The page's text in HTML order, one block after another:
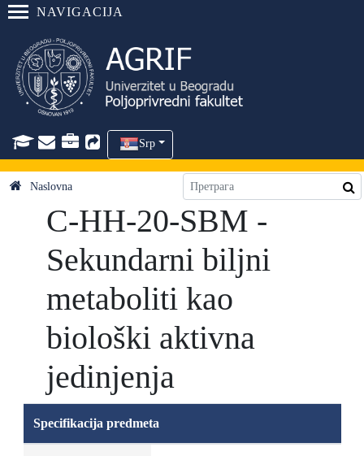
NAVIGACIJA
Srp
Naslovna
C-HH-20-SBM -
Sekundarni biljni
metaboliti kao
biološki aktivna
jedinjenja
Specifikacija predmeta